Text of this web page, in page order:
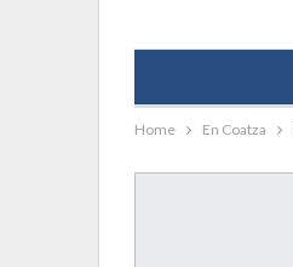
Home En Coatza